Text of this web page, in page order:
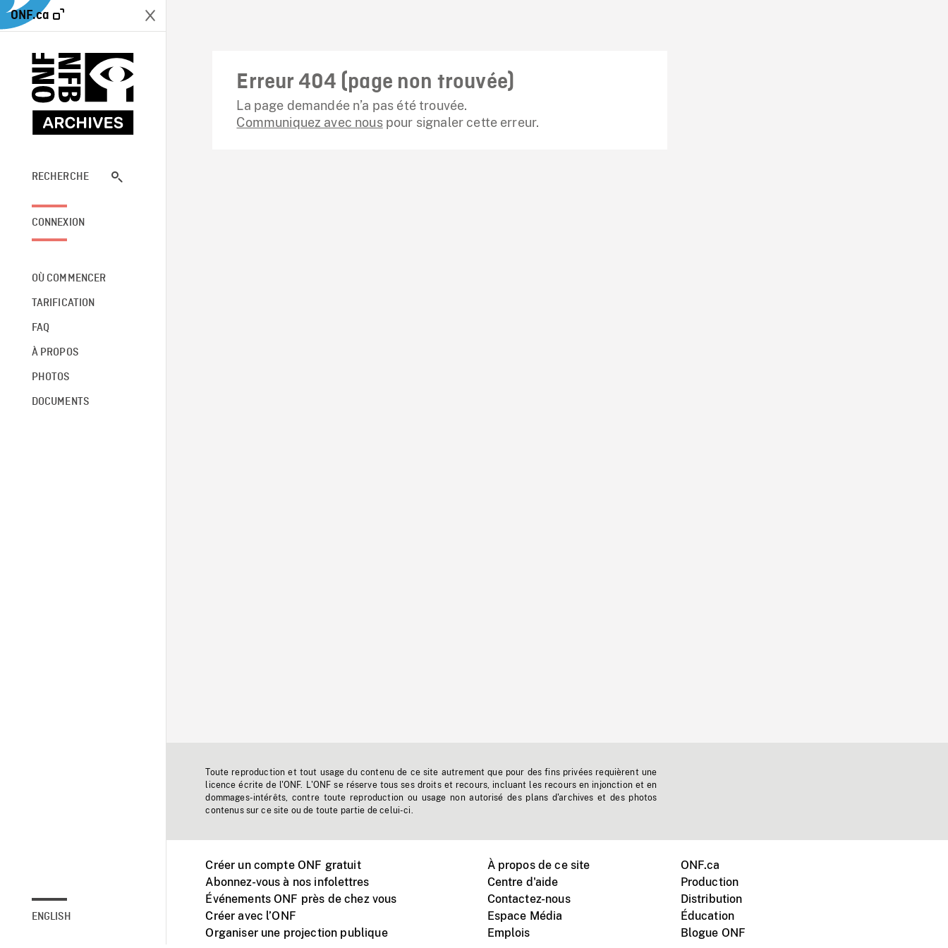
ONF.ca
RECHERCHE
CONNEXION
OÙ COMMENCER
TARIFICATION
FAQ
À PROPOS
PHOTOS
DOCUMENTS
ENGLISH
Erreur 404 (page non trouvée)
La page demandée n’a pas été trouvée.
Communiquez avec nouspour signaler cette erreur.
Toute reproduction et tout usage du contenu de ce site autrement que pour des fins privées requièrent une
licence écrite de l'ONF. L'ONF se réserve tous ses droits et recours, incluant les recours en injonction et en
dommages-intérêts, contre toute reproduction ou usage non autorisé des plans d'archives et des photos
contenus sur ce site ou de toute partie de celui-ci.
Créer un compte ONF gratuit
Abonnez-vous à nos infolettres
Événements ONF près de chez vous
Créer avec l’ONF
Organiser une projection publique
À propos de ce site
Centre d'aide
Contactez-nous
Espace Média
Emplois
ONF.ca
Production
Distribution
Éducation
Blogue ONF